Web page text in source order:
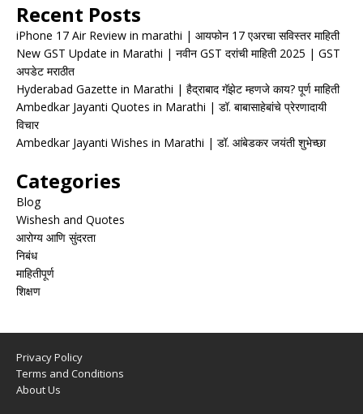
Recent Posts
iPhone 17 Air Review in marathi | आयफोन 17 एअरचा सविस्तर माहिती
New GST Update in Marathi | नवीन GST दरांची माहिती 2025 | GST
अपडेट मराठीत
Hyderabad Gazette in Marathi | हैद्राबाद गॅझेट म्हणजे काय? पूर्ण माहिती
Ambedkar Jayanti Quotes in Marathi | डॉ. बाबासाहेबांचे प्रेरणादायी
विचार
Ambedkar Jayanti Wishes in Marathi | डॉ. आंबेडकर जयंती शुभेच्छा
Categories
Blog
Wishesh and Quotes
आरोग्य आणि सुंदरता
निबंध
माहितीपूर्ण
शिक्षण
Privacy Policy
Terms and Conditions
About Us